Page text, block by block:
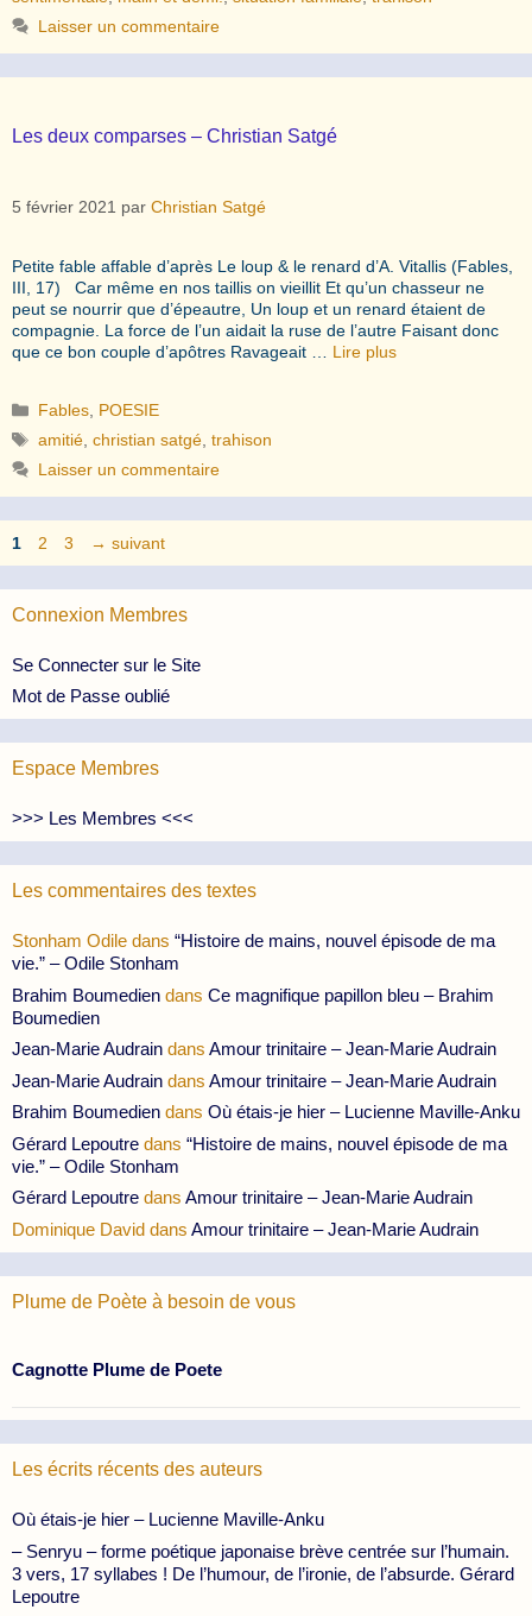
Laisser un commentaire
Les deux comparses – Christian Satgé
5 février 2021 par Christian Satgé
Petite fable affable d’après Le loup & le renard d’A. Vitallis (Fables,
III, 17) Car même en nos taillis on vieillit Et qu’un chasseur ne
peut se nourrir que d’épeautre, Un loup et un renard étaient de
compagnie. La force de l’un aidait la ruse de l’autre Faisant donc
que ce bon couple d’apôtres Ravageait … Lire plus
Catégories
Fables POESIE
Étiquettes
amitié ,christian satgé ,trahison
Laisser un commentaire
Page
1 Page
2 Page
3 → suivant
Connexion Membres
Se Connecter sur le Site
Mot de Passe oublié
Espace Membres
>>> Les Membres <<<
Les commentaires des textes
Stonham Odile dans “Histoire de mains, nouvel épisode de ma
vie.” – Odile Stonham
Brahim Boumedien dans Ce magnifique papillon bleu – Brahim
Boumedien
Jean-Marie Audrain dans Amour trinitaire – Jean-Marie Audrain
Jean-Marie Audrain dans Amour trinitaire – Jean-Marie Audrain
Brahim Boumedien dans Où étais-je hier – Lucienne Maville-Anku
Gérard Lepoutre dans “Histoire de mains, nouvel épisode de ma
vie.” – Odile Stonham
Gérard Lepoutre dans Amour trinitaire – Jean-Marie Audrain
Dominique David dans Amour trinitaire – Jean-Marie Audrain
Plume de Poète à besoin de vous
Cagnotte Plume de Poete
Les écrits récents des auteurs
Où étais-je hier – Lucienne Maville-Anku
– Senryu – forme poétique japonaise brève centrée sur l’humain.
3 vers, 17 syllabes ! De l’humour, de l’ironie, de l’absurde. Gérard
Lepoutre